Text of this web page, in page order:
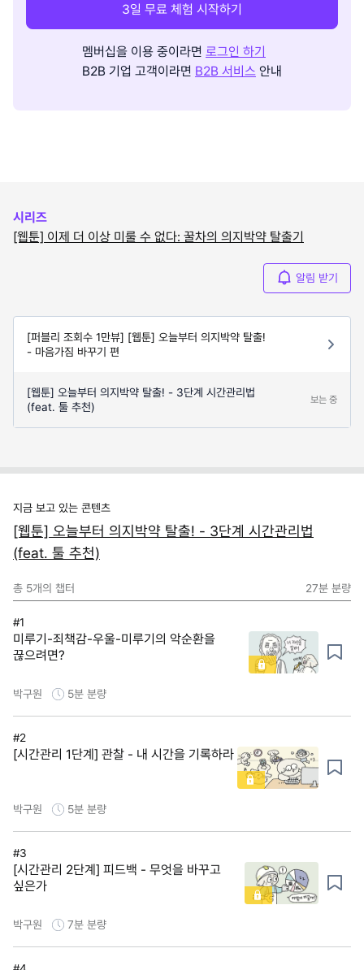
3일 무료 체험 시작하기
멤버십을 이용 중이라면 로그인 하기
B2B 기업 고객이라면 B2B 서비스 안내
시리즈
[웹툰] 이제 더 이상 미룰 수 없다: 꿀차의 의지박약 탈출기
알림 받기
[퍼블리 조회수 1만뷰] [웹툰] 오늘부터 의지박약 탈출!
- 마음가짐 바꾸기 편
[웹툰] 오늘부터 의지박약 탈출! - 3단계 시간관리법
(feat. 툴 추천)
보는 중
지금 보고 있는 콘텐츠
[웹툰] 오늘부터 의지박약 탈출! - 3단계 시간관리법
(feat. 툴 추천)
총 5개의 챕터 27분 분량
#1
미루기-죄책감-우울-미루기의 악순환을
끊으려면?
박구원 5분 분량
#2
[시간관리 1단계] 관찰 - 내 시간을 기록하라
박구원 5분 분량
#3
[시간관리 2단계] 피드백 - 무엇을 바꾸고
싶은가
박구원 7분 분량